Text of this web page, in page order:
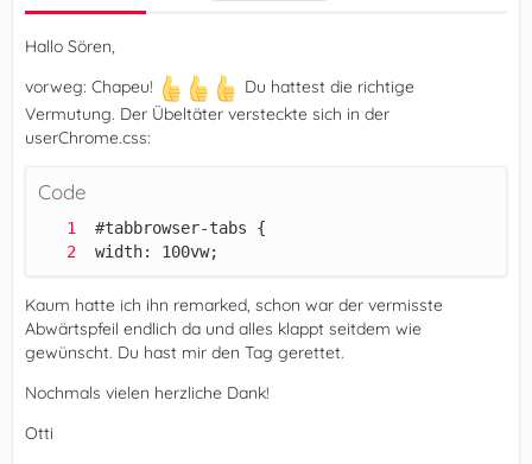
Hallo Sören,
vorweg: Chapeu!
Du hattest die richtige
Vermutung. Der Übeltäter versteckte sich in der
userChrome.css:
Code
width: 100vw;
Kaum hatte ich ihn remarked, schon war der vermisste
Abwärtspfeil endlich da und alles klappt seitdem wie
gewünscht. Du hast mir den Tag gerettet.
Nochmals vielen herzliche Dank!
Otti